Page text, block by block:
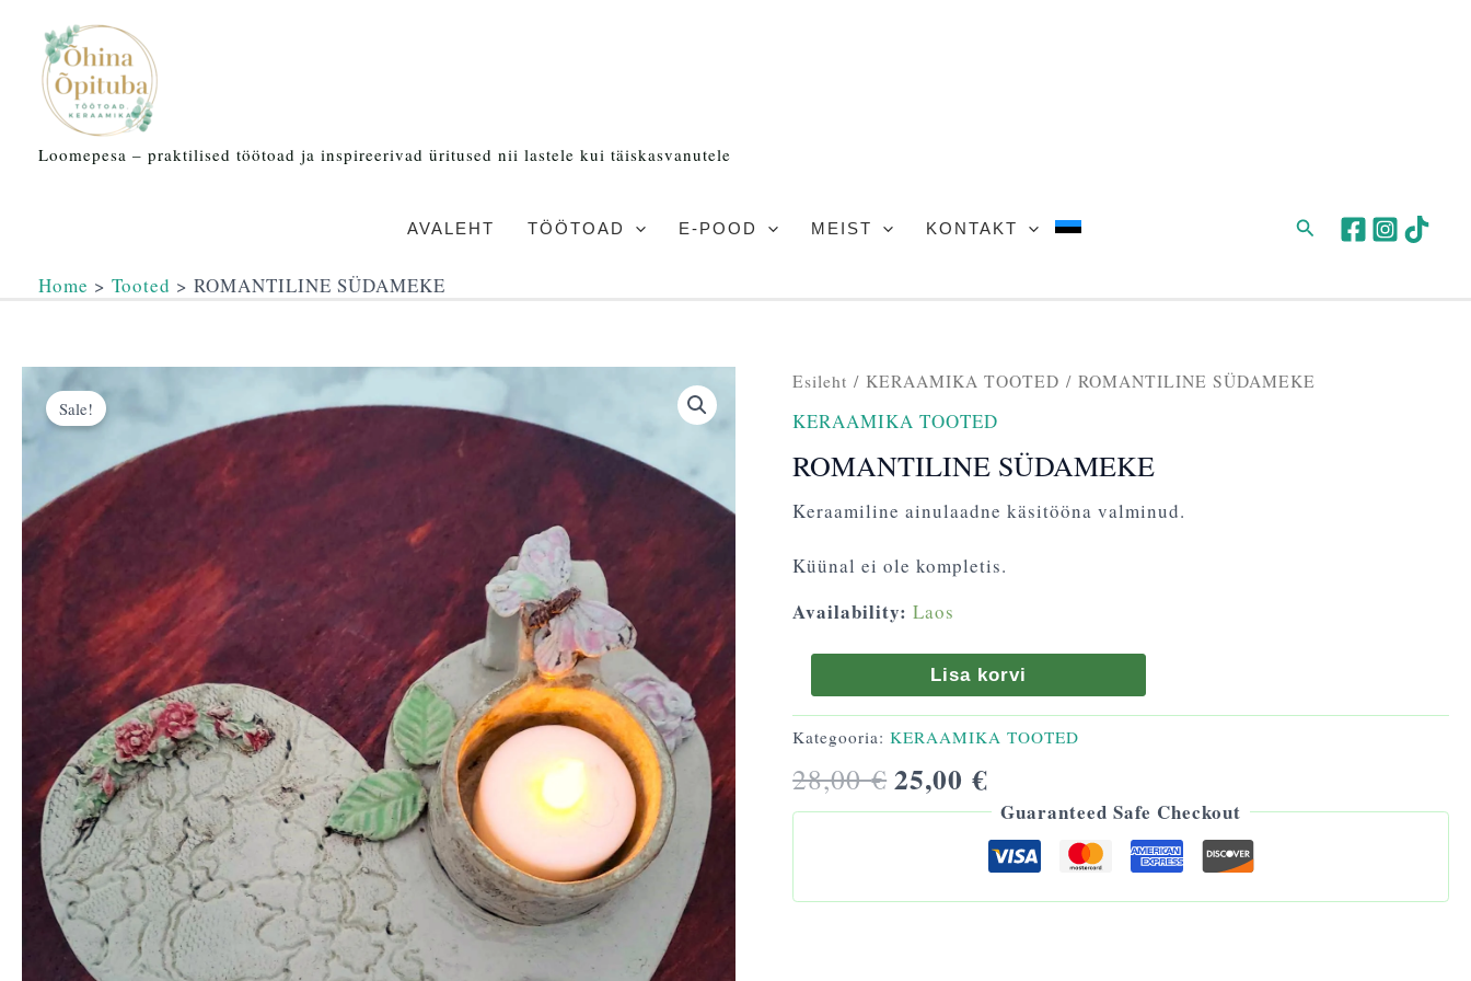
content
Loomepesa – praktilised töötoad ja inspireerivad üritused nii lastele kui täiskasvanutele
AVALEHT TÖÖTOAD E-POOD MEIST KONTAKT Search
Home Tooted ROMANTILINE SÜDAMEKE
Sale!
Esileht / KERAAMIKA TOOTED / ROMANTILINE SÜDAMEKE
KERAAMIKA TOOTED
ROMANTILINE SÜDAMEKE
Keraamiline ainulaadne käsitööna valminud.
Küünal ei ole kompletis.
Availability: Laos
ROMANTILINE
kogus
Lisa korvi
Kategooria:KERAAMIKA TOOTED
28,00€
Algne
hind
oli:
28,00 €.
25,00€
Praegune
hind
on:
25,00 €.
Guaranteed Safe Checkout